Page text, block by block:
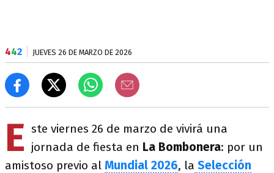
442 JUEVES 26 DE MARZO DE 2026
E ste viernes 26 de marzo de vivirá una
jornada de fiesta en La Bombonera: por un
amistoso previo al Mundial 2026, la Selección